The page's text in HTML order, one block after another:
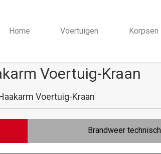
Home Voertuigen Korpsen
Voertuig-Kraan
Voertuig-Kraan
Brandweer technisch